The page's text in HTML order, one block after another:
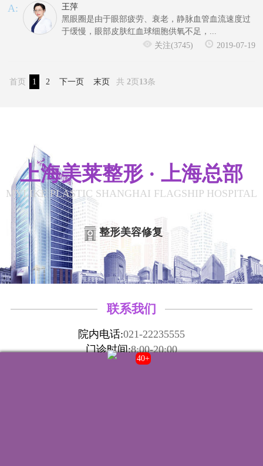
A:
王萍
黑眼圈是由于眼部疲劳、衰老，静脉血管血流速度过
于缓慢，眼部皮肤红血球细胞供氧不足，...
关注(3745)
2019-07-19
首页 1 2 下一页 末页 共2页 13条
上海美莱整形 · 上海总部
MYLIKE PLASTIC SHANGHAI FLAGSHIP HOSPITAL
整形美容修复
联系我们
院内电话:021-22235555
门诊时间:8:00-20:00
40+